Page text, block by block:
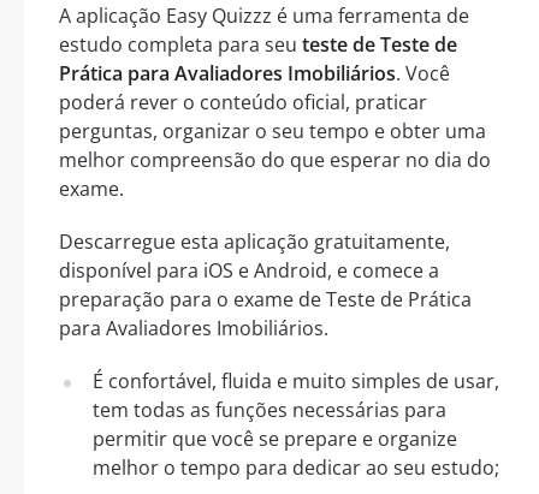
A aplicação Easy Quizzz é uma ferramenta de
estudo completa para seu teste de Teste de
Prática para Avaliadores Imobiliários. Você
poderá rever o conteúdo oficial, praticar
perguntas, organizar o seu tempo e obter uma
melhor compreensão do que esperar no dia do
exame.
Descarregue esta aplicação gratuitamente,
disponível para iOS e Android, e comece a
preparação para o exame de Teste de Prática
para Avaliadores Imobiliários.
É confortável, fluida e muito simples de usar,
tem todas as funções necessárias para
permitir que você se prepare e organize
melhor o tempo para dedicar ao seu estudo;